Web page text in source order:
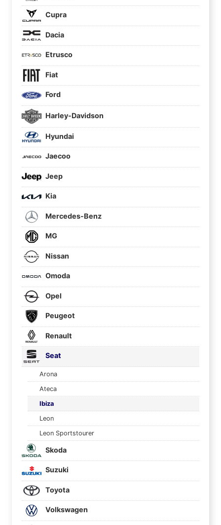
Cupra
Dacia
Etrusco
Fiat
Ford
Harley-Davidson
Hyundai
Jaecoo
Jeep
Kia
Mercedes-Benz
MG
Nissan
Omoda
Opel
Peugeot
Renault
Seat
Arona
Ateca
Ibiza
Leon
Leon Sportstourer
Skoda
Suzuki
Toyota
Volkswagen